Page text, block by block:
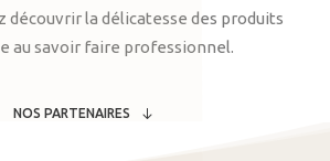
découvrir la délicatesse des produits
au savoir faire professionnel.
NOS PARTENAIRES